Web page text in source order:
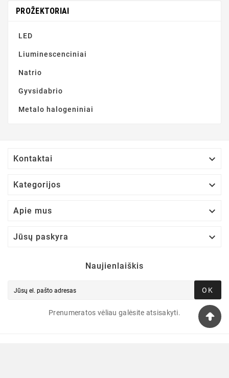
PROŽEKTORIAI
LED
Liuminescenciniai
Natrio
Gyvsidabrio
Metalo halogeniniai
Kontaktai 
Kategorijos 
Apie mus 
Jūsų paskyra 
Naujienlaiškis
OK
Prenumeratos vėliau galėsite atsisakyti.